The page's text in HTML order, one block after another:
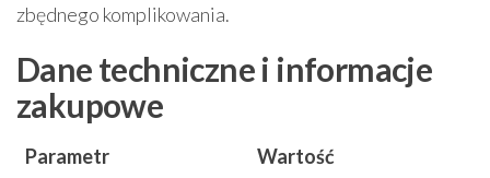
zbędnego komplikowania.
Dane techniczne i informacje
zakupowe
Parametr Wartość